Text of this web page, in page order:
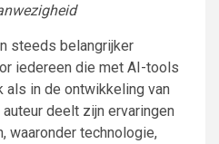
steeds belangrijker
iedereen die met AI-tools
in de ontwikkeling van
deelt zijn ervaringen
waaronder technologie,